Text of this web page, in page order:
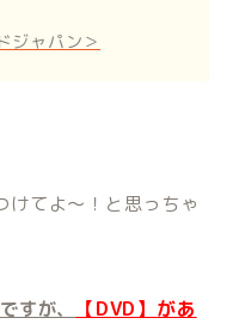
ジャパン＞
けてよ〜！と思っちゃ
すが、
【DVD】があ